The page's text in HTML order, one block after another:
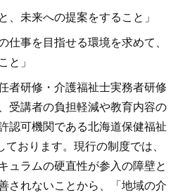
、未来への提案をすること」
仕事を目指せる環境を求めて、
と」
者研修・介護福祉士実務者研修
受講者の負担軽減や教育内容の
認可機関である北海道保健福祉
おります。現行の制度では、
ュラムの硬直性が参入の障壁と
されないことから、「地域の介